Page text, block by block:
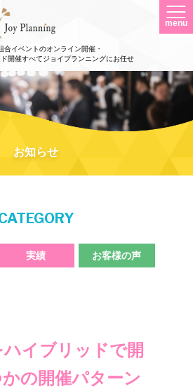
合イベントのオンライン開催・
開催すべてジョイプランニングにお任せ
menu
お知らせ
実績 お客様の声
イブリッドで開
の開催パターン